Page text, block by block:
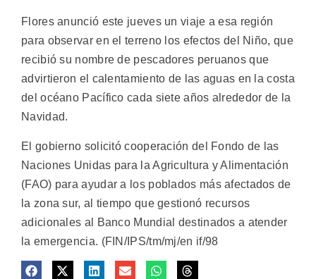
Flores anunció este jueves un viaje a esa región
para observar en el terreno los efectos del Niño, que
recibió su nombre de pescadores peruanos que
advirtieron el calentamiento de las aguas en la costa
del océano Pacífico cada siete años alrededor de la
Navidad.
El gobierno solicitó cooperación del Fondo de las
Naciones Unidas para la Agricultura y Alimentación
(FAO) para ayudar a los poblados más afectados de
la zona sur, al tiempo que gestionó recursos
adicionales al Banco Mundial destinados a atender
la emergencia. (FIN/IPS/tm/mj/en if/98